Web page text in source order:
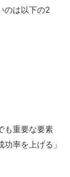
のは以下の2
も重要な要素
率を上げる」